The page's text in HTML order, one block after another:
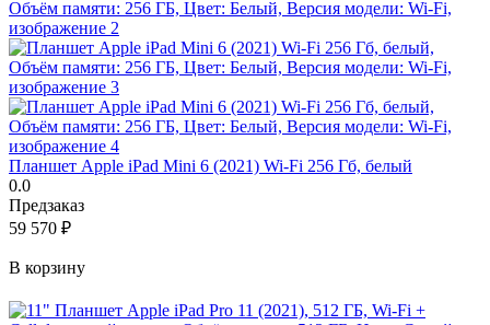
Планшет Apple iPad Mini 6 (2021) Wi-Fi 256 Гб, белый
0.0
Предзаказ
59 570 ₽
В корзину